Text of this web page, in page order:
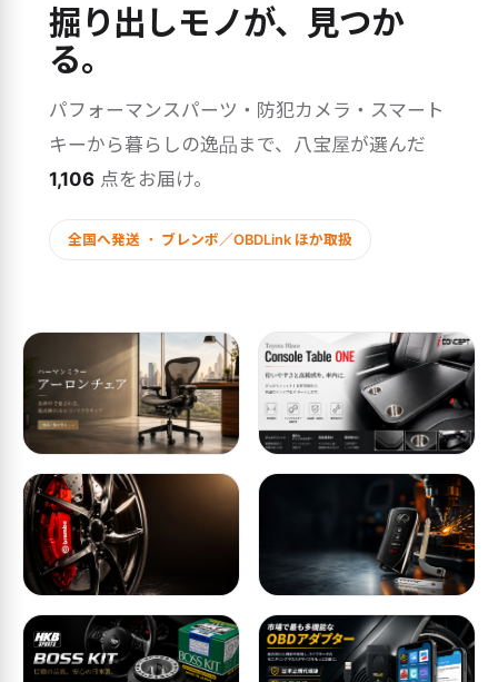
掘り出しモノが、見つか
る。
パフォーマンスパーツ・防犯カメラ・スマート
キーから暮らしの逸品まで、八宝屋が選んだ
1,106 点をお届け。
全国へ発送 ・ ブレンボ／OBDLink ほか取扱